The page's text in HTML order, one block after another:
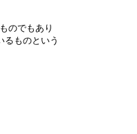
のでもあり
るものという